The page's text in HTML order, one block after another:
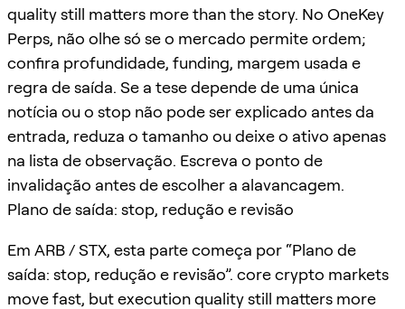
quality still matters more than the story. No OneKey
Perps, não olhe só se o mercado permite ordem;
confira profundidade, funding, margem usada e
regra de saída. Se a tese depende de uma única
notícia ou o stop não pode ser explicado antes da
entrada, reduza o tamanho ou deixe o ativo apenas
na lista de observação. Escreva o ponto de
invalidação antes de escolher a alavancagem.
Plano de saída: stop, redução e revisão
Em ARB / STX, esta parte começa por “Plano de
saída: stop, redução e revisão”. core crypto markets
move fast, but execution quality still matters more